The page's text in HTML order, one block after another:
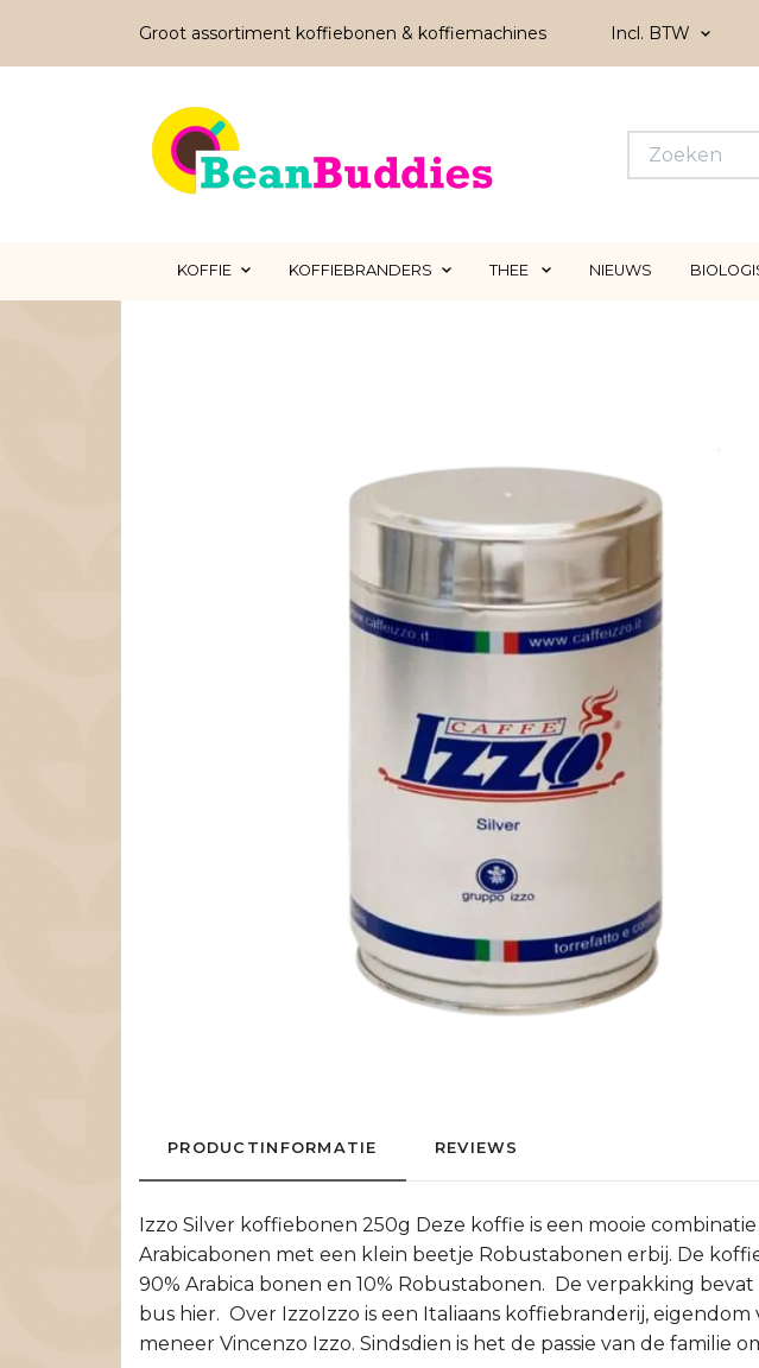
Groot assortiment koffiebonen & koffiemachines Incl. BTW
KOFFIE KOFFIEBRANDERS THEE NIEUWS
PRODUCTINFORMATIE REVIEWS
Izzo Silver koffiebonen 250g Deze koffie is een mooie
Arabicabonen met een klein beetje Robustabonen erbij. De
90% Arabica bonen en 10% Robustabonen. De verpakking
bus hier. Over IzzoIzzo is een Italiaans koffiebranderij,
meneer Vincenzo Izzo. Sindsdien is het de passie van de familie